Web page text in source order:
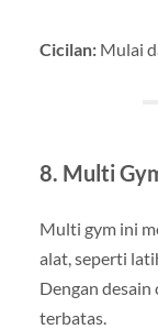
Cicilan:Mulai
8. Multi
Multi gym ini
alat, seperti
Dengan
terbatas.